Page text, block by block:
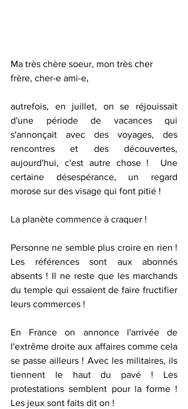
Ma très chère soeur, mon très cher
frère, cher-e ami-e,
autrefois, en juillet, on se réjouissait
d'une période de vacances qui
s'annonçait avec des voyages, des
rencontres et des découvertes,
aujourd'hui, c'est autre chose !  Une
certaine désespérance, un regard
morose sur des visage qui font pitié !
La planète commence à craquer !
Personne ne semble plus croire en rien !
Les références sont aux abonnés
absents ! Il ne reste que les marchands
du temple qui essaient de faire fructifier
leurs commerces !
En France on annonce l'arrivée de
l'extrême droite aux affaires comme cela
se passe ailleurs ! Avec les militaires, ils
tiennent le haut du pavé ! Les
protestations semblent pour la forme !
Les jeux sont faits dit on !